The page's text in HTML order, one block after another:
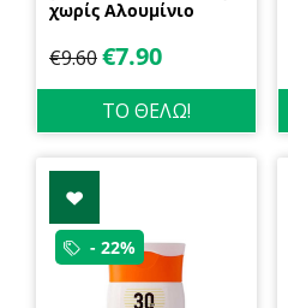
χωρίς Αλουμίνιο
€9.60€7.90
ΤΟ ΘΕΛΩ!
- 22%